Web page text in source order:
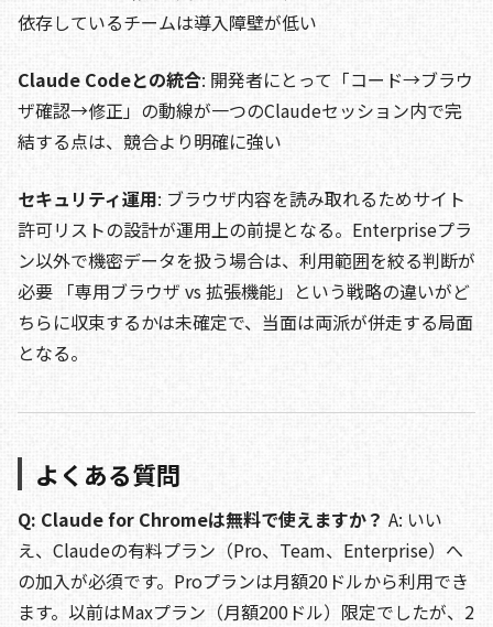
依存しているチームは導入障壁が低い
Claude Codeとの統合: 開発者にとって「コード→ブラウ
ザ確認→修正」の動線が一つのClaudeセッション内で完
結する点は、競合より明確に強い
セキュリティ運用: ブラウザ内容を読み取れるためサイト
許可リストの設計が運用上の前提となる。Enterpriseプラ
ン以外で機密データを扱う場合は、利用範囲を絞る判断が
必要 「専用ブラウザ vs 拡張機能」という戦略の違いがど
ちらに収束するかは未確定で、当面は両派が併走する局面
となる。
よくある質問
Q: Claude for Chromeは無料で使えますか？ A: いい
え、Claudeの有料プラン（Pro、Team、Enterprise）へ
の加入が必須です。Proプランは月額20ドルから利用でき
ます。以前はMaxプラン（月額200ドル）限定でしたが、2